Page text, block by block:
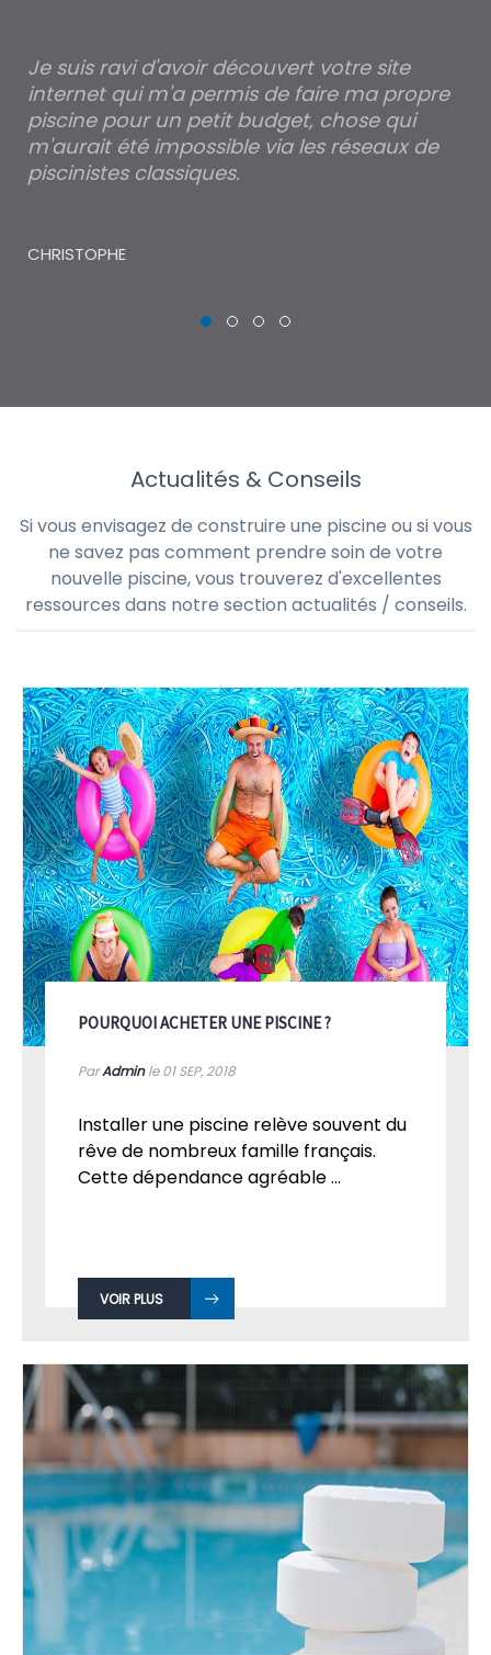
Je suis ravi d'avoir découvert votre site
internet qui m'a permis de faire ma propre
piscine pour un petit budget, chose qui
m'aurait été impossible via les réseaux de
piscinistes classiques.
CHRISTOPHE
Actualités & Conseils
Si vous envisagez de construire une piscine ou si vous
ne savez pas comment prendre soin de votre
nouvelle piscine, vous trouverez d'excellentes
ressources dans notre section actualités / conseils.
POURQUOI ACHETER UNE PISCINE ?
ParAdminle 01SEP, 2018
Installer une piscine relève souvent du
rêve de nombreux famille français.
Cette dépendance agréable ...
VOIR PLUS